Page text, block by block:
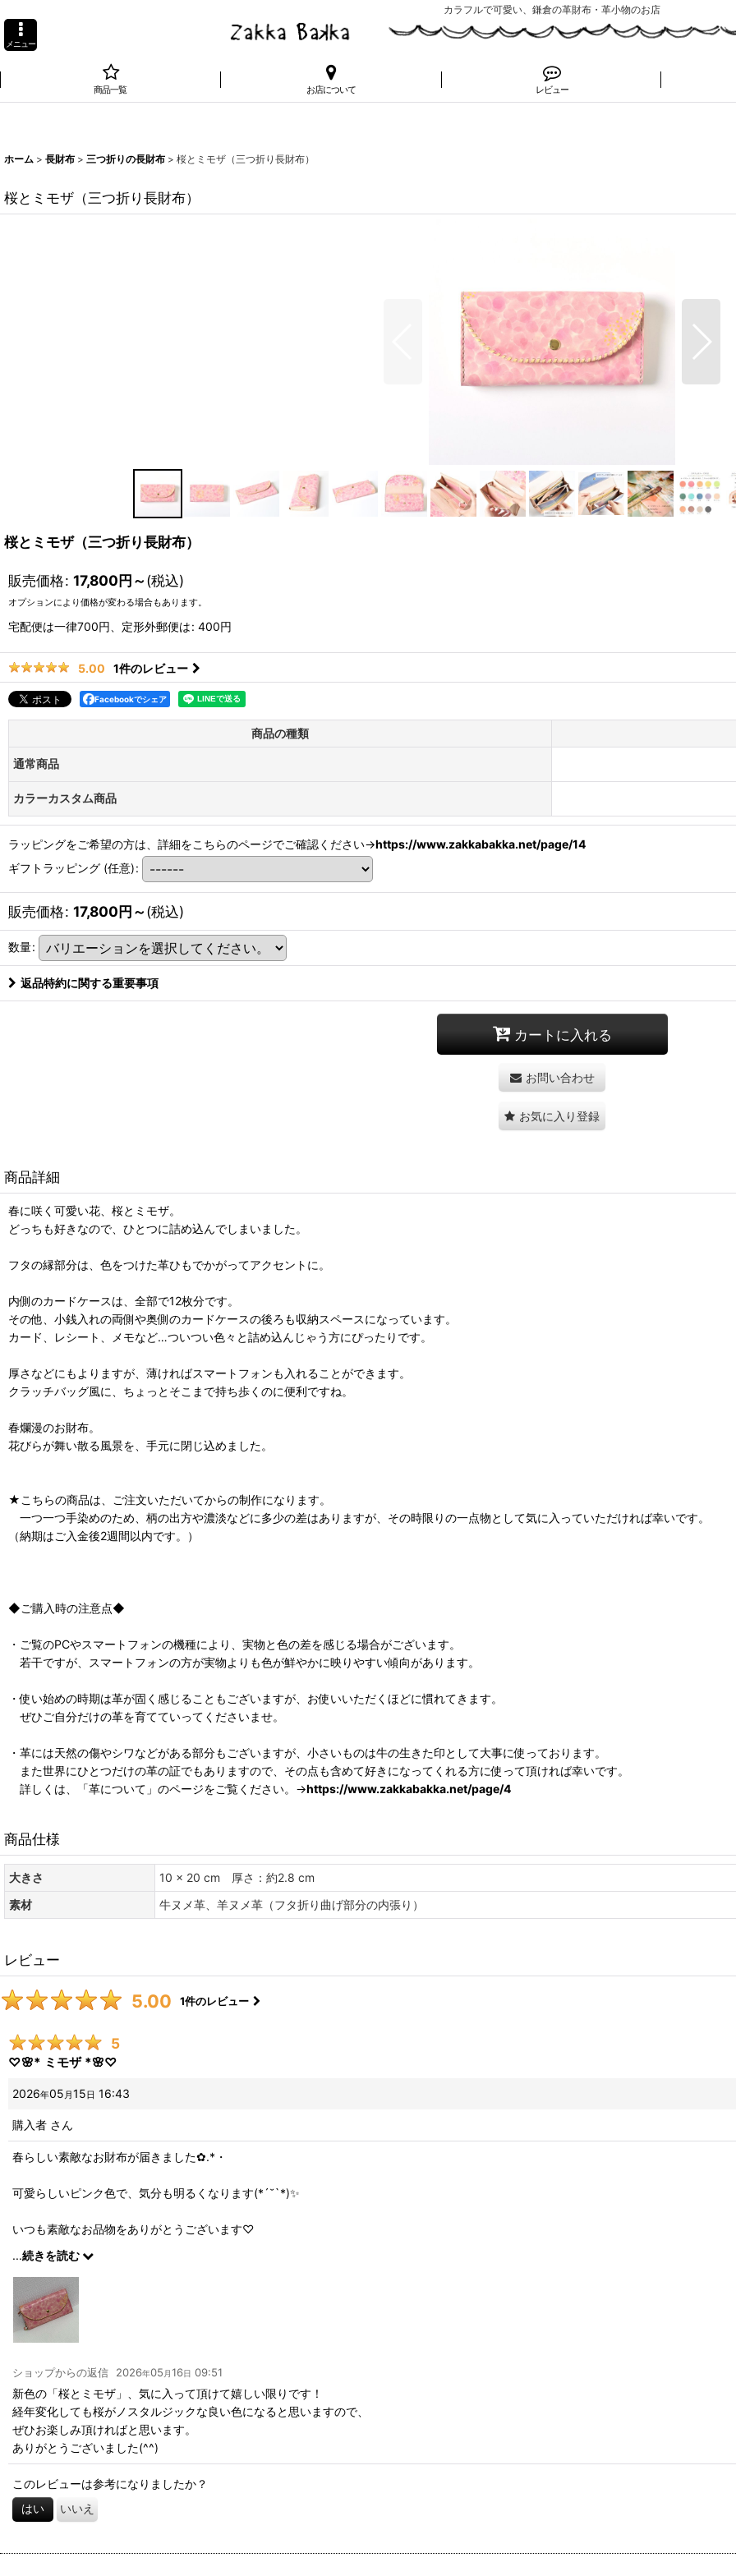
カラフルで可愛い、鎌倉の革財布・革小物のお店
メニュー
商品一覧 お店について レビュー
ホーム > 長財布 > 三つ折りの長財布 > 桜とミモザ（三つ折り長財布）
桜とミモザ（三つ折り長財布）
桜とミモザ（三つ折り長財布）
販売価格: 17,800円～(税込)
オプションにより価格が変わる場合もあります。
宅配便は一律700円、定形外郵便は: 400円
5.00 1件のレビュー
Facebookでシェア
商品の種類
通常商品
カラーカスタム商品
ラッピングをご希望の方は、詳細をこちらのページでご確認ください→https://www.zakkabakka.net/page/14
ギフトラッピング (任意):
販売価格: 17,800円～(税込)
数量:
返品特約に関する重要事項
カートに入れる
お問い合わせ
お気に入り登録
商品詳細
春に咲く可愛い花、桜とミモザ。
どっちも好きなので、ひとつに詰め込んでしまいました。
フタの縁部分は、色をつけた革ひもでかがってアクセントに。
内側のカードケースは、全部で12枚分です。
その他、小銭入れの両側や奥側のカードケースの後ろも収納スペースになっています。
カード、レシート、メモなど…ついつい色々と詰め込んじゃう方にぴったりです。
厚さなどにもよりますが、薄ければスマートフォンも入れることができます。
クラッチバッグ風に、ちょっとそこまで持ち歩くのに便利ですね。
春爛漫のお財布。
花びらが舞い散る風景を、手元に閉じ込めました。
★こちらの商品は、ご注文いただいてからの制作になります。
一つ一つ手染めのため、柄の出方や濃淡などに多少の差はありますが、その時限りの一点物として気に入っていただければ幸いです。
（納期はご入金後2週間以内です。）
◆ご購入時の注意点◆
・ご覧のPCやスマートフォンの機種により、実物と色の差を感じる場合がございます。
若干ですが、スマートフォンの方が実物よりも色が鮮やかに映りやすい傾向があります。
・使い始めの時期は革が固く感じることもございますが、お使いいただくほどに慣れてきます。
ぜひご自分だけの革を育てていってくださいませ。
・革には天然の傷やシワなどがある部分もございますが、小さいものは牛の生きた印として大事に使っております。
また世界にひとつだけの革の証でもありますので、その点も含めて好きになってくれる方に使って頂ければ幸いです。
詳しくは、「革について」のページをご覧ください。→https://www.zakkabakka.net/page/4
商品仕様
大きさ
10 × 20 cm 厚さ：約2.8 cm
素材
牛ヌメ革、羊ヌメ革（フタ折り曲げ部分の内張り）
レビュー
5.00 1件のレビュー
5
♡🌸* ミモザ *🌸♡
2026年05 月15日 16:43
購入者 さん
春らしい素敵なお財布が届きました✿.*・
可愛らしいピンク色で、気分も明るくなります(*´˘`*)✨️
いつも素敵なお品物をありがとうございます♡
大切に使わせて頂きます♩¨̮
...続きを読む
ショップからの返信 2026年05 月16日 09:51
新色の「桜とミモザ」、気に入って頂けて嬉しい限りです！
経年変化しても桜がノスタルジックな良い色になると思いますので、
ぜひお楽しみ頂ければと思います。
ありがとうございました(^^)
このレビューは参考になりましたか？
はい いいえ